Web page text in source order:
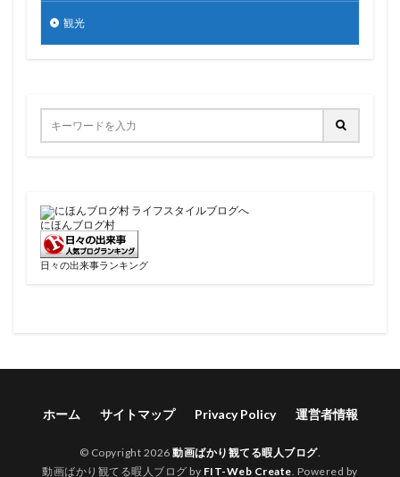
観光
にほんブログ村
日々の出来事ランキング
ホーム サイトマップ Privacy Policy 運営者情報
© Copyright 2026動画ばかり観てる暇人ブログ.
動画ばかり観てる暇人ブログ by FIT-Web Create. Powered by